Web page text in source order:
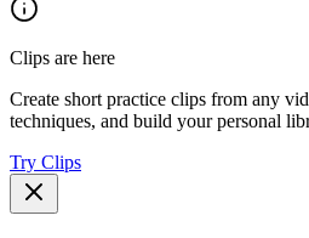
Clips are here
Create short practice clips from any
techniques, and build your personal
Try Clips